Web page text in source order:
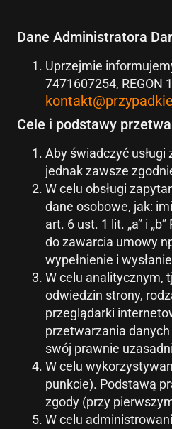
Dane Administratora
Uprzejmie
7471607254, REGON
Cele i podstawy
Aby świadczyć
jednak zawsze
W celu obsługi
dane osobowe, jak:
art. 6 ust. 1 lit. „a” i
do zawarcia umowy
wypełnienie i
W celu analitycznym,
odwiedzin strony,
przeglądarki
przetwarzania
swój prawnie
W celu
punkcie). Podstawą
zgody (przy
W celu